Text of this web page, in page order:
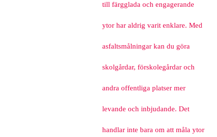
till färgglada och engagerande
ytor har aldrig varit enklare. Med
asfaltsmålningar kan du göra
skolgårdar, förskolegårdar och
andra offentliga platser mer
levande och inbjudande. Det
handlar inte bara om att måla ytor